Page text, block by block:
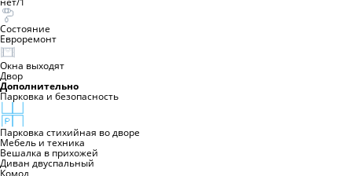
Состояние
Евроремонт
Окна выходят
Двор
Дополнительно
Парковка и безопасность
Парковка стихийная во дворе
Мебель и техника
Вешалка в прихожей
Диван двуспальный
Комод